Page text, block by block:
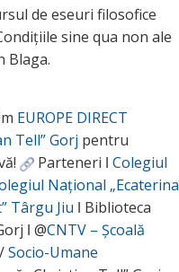
de eseuri filosofice
sine qua non ale
Blaga.
EUROPE DIRECT
Tell” Gorj pentru
Parteneri ǀ Colegiul
Național „Ecaterina
Târgu Jiu ǀ Biblioteca
ǀ @CNTV – Școală
/Socio-Umane